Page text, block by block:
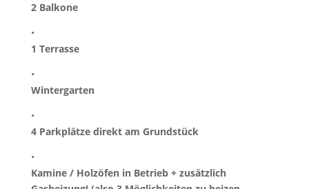
2 Balkone
•
1 Terrasse
•
Wintergarten
•
4 Parkplätze direkt am Grundstück
•
Kamine / Holzöfen in Betrieb + zusätzlich